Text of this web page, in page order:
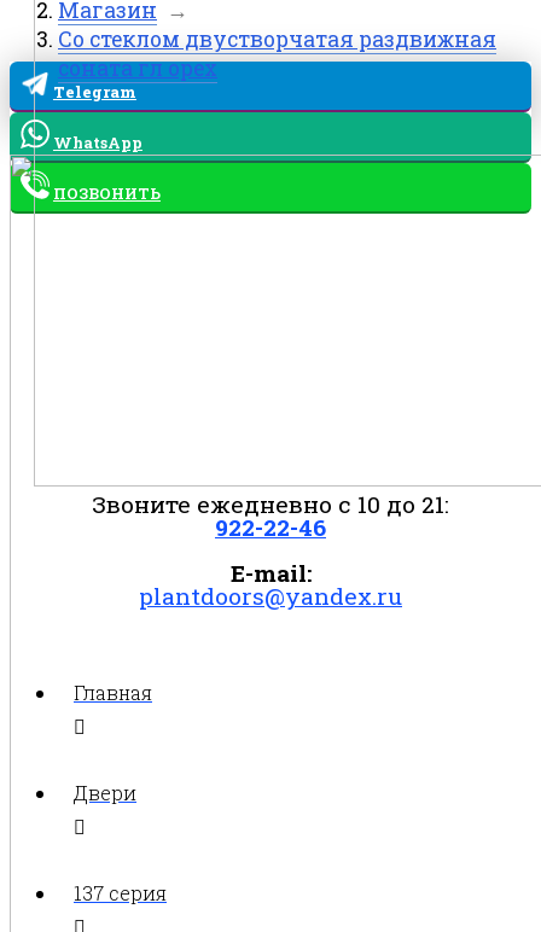
Звоните ежедневно с 10 до 21:
922-22-46
E-mail:
plantdoors@yandex.ru
Главная
Двери
137 серия
Магазин →
Со стеклом двустворчатая раздвижная
соната гл орех
Telegram
WhatsApp
ПОЗВОНИТЬ